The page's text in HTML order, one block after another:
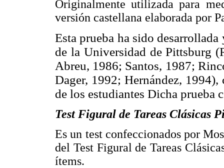
Originalmente utilizada para
versión castellana elaborada por
Esta prueba ha sido
de la Universidad de Pittsburg
Abreu, 1986; Santos, 1987;
Dager, 1992; Hernández,
de los estudiantes Dicha prueba
Test Figural de Tareas Clásicas
Es un test confeccionados por
del Test Figural de Tareas
ítems.